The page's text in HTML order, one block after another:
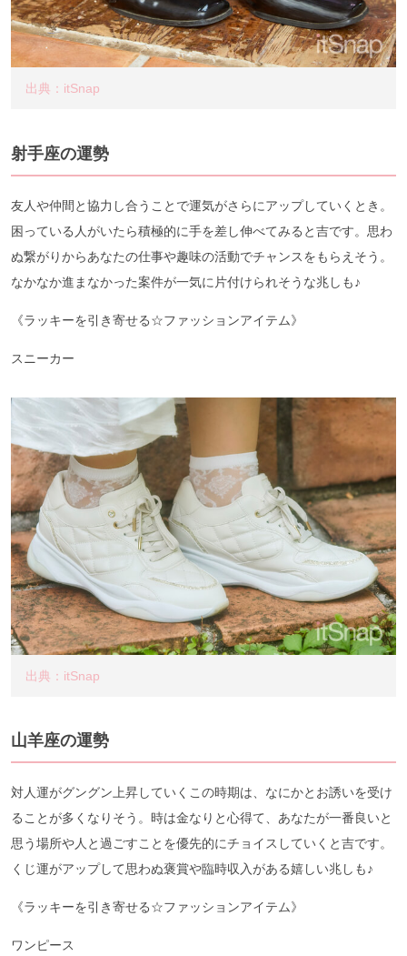
出典：itSnap
射手座の運勢
友人や仲間と協力し合うことで運気がさらにアップしていくとき。
困っている人がいたら積極的に手を差し伸べてみると吉です。思わ
ぬ繋がりからあなたの仕事や趣味の活動でチャンスをもらえそう。
なかなか進まなかった案件が一気に片付けられそうな兆しも♪
《ラッキーを引き寄せる☆ファッションアイテム》
スニーカー
出典：itSnap
山羊座の運勢
対人運がグングン上昇していくこの時期は、なにかとお誘いを受け
ることが多くなりそう。時は金なりと心得て、あなたが一番良いと
思う場所や人と過ごすことを優先的にチョイスしていくと吉です。
くじ運がアップして思わぬ褒賞や臨時収入がある嬉しい兆しも♪
《ラッキーを引き寄せる☆ファッションアイテム》
ワンピース